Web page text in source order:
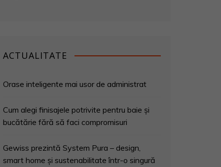
ACTUALITATE
Orase inteligente mai usor de administrat
Cum alegi finisajele potrivite pentru baie și
bucătărie fără să faci compromisuri
Gewiss prezintă System Pura – design,
smart home și sustenabilitate într-o singură